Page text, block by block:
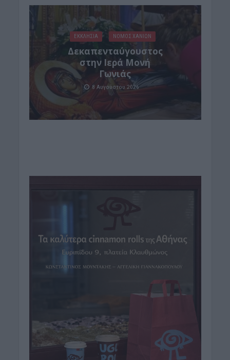
ΕΚΚΛΗΣΙΑ ΝΟΜΌΣ ΧΑΝΊΩΝ
Δεκαπενταύγουστος
στην Ιερά Μονή
Γωνιάς
8 Αυγούστου 2026